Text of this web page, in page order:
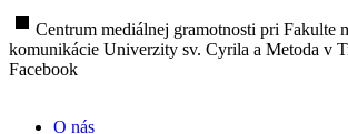
stop Centrum mediálnej gramotnosti pri Fakulte
komunikácie Univerzity sv. Cyrila a Metoda v
Facebook
O nás